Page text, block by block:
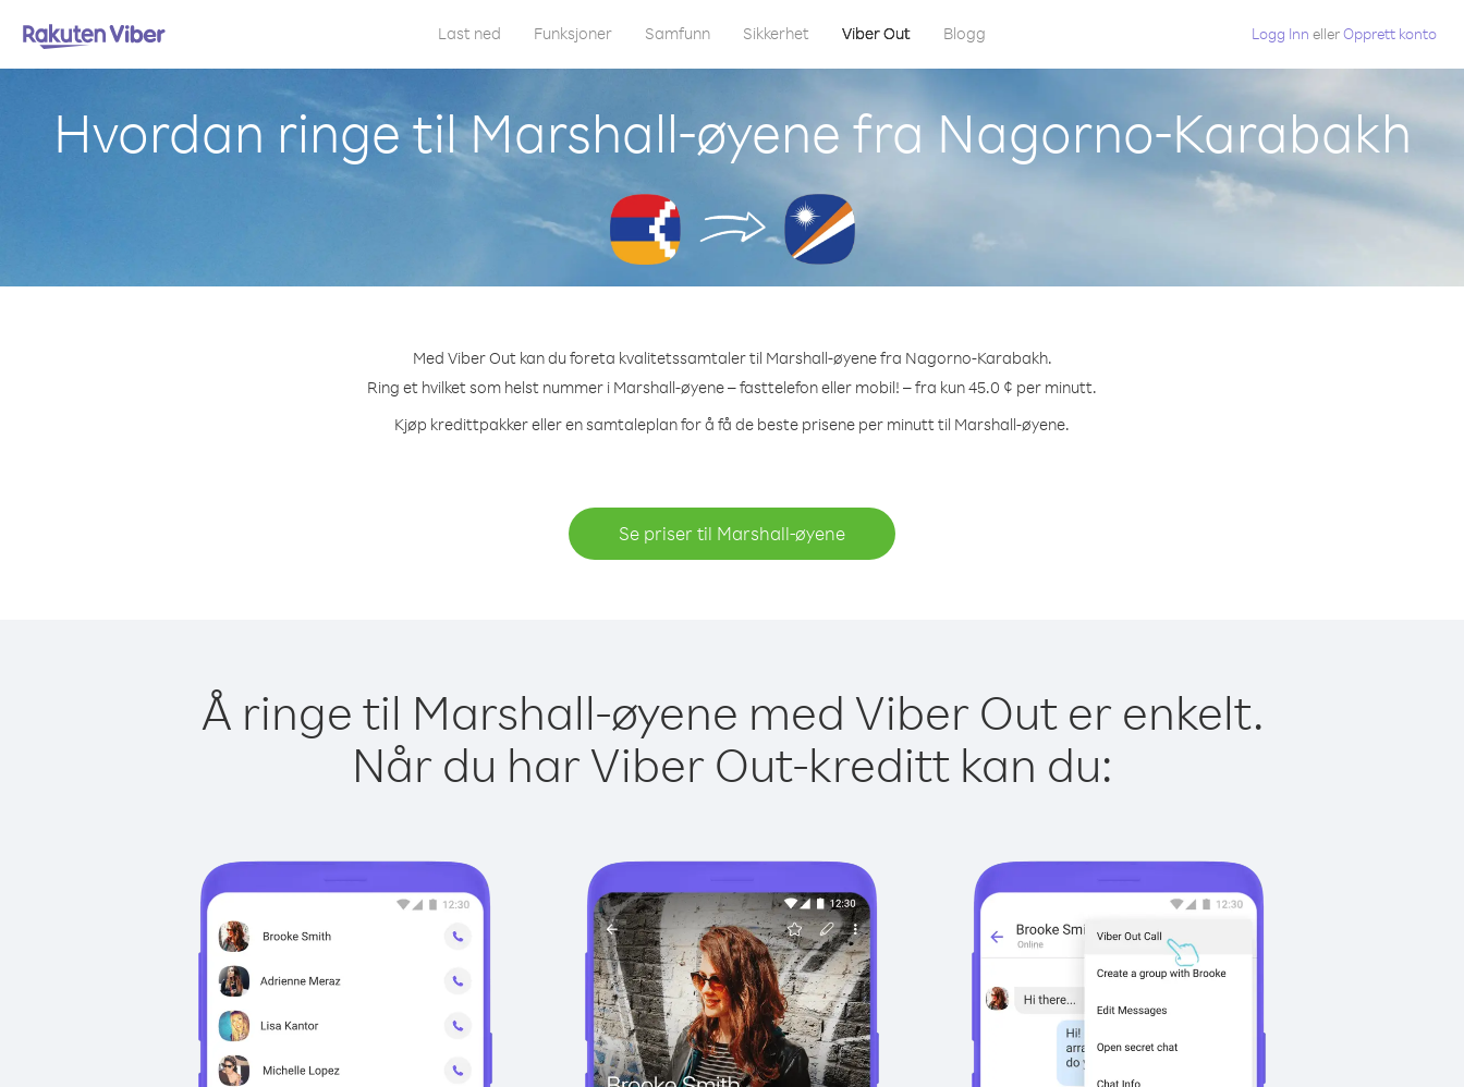
Last ned Funksjoner Samfunn Sikkerhet Viber Out Blogg Logg Inn ellerOpprett konto
Hvordan ringe til Marshall-øyene fra Nagorno-Karabakh
Med Viber Out kan du foreta kvalitetssamtaler til Marshall-øyene fra Nagorno-Karabakh.
Ring et hvilket som helst nummer i Marshall-øyene – fasttelefon eller mobil! – fra kun 45.0 ¢ per minutt.
Kjøp kredittpakker eller en samtaleplan for å få de beste prisene per minutt til Marshall-øyene.
Se priser til Marshall-øyene
Å ringe til Marshall-øyene med Viber Out er enkelt.
Når du har Viber Out-kreditt kan du: